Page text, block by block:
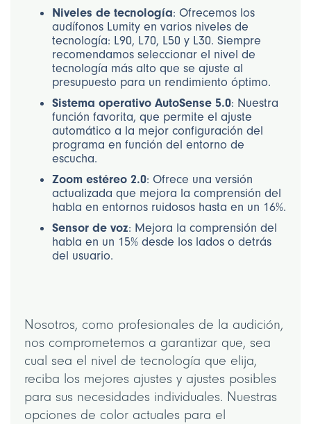
Niveles de tecnología: Ofrecemos los
audífonos Lumity en varios niveles de
tecnología: L90, L70, L50 y L30. Siempre
recomendamos seleccionar el nivel de
tecnología más alto que se ajuste al
presupuesto para un rendimiento óptimo.
Sistema operativo AutoSense 5.0: Nuestra
función favorita, que permite el ajuste
automático a la mejor configuración del
programa en función del entorno de
escucha.
Zoom estéreo 2.0: Ofrece una versión
actualizada que mejora la comprensión del
habla en entornos ruidosos hasta en un 16%.
Sensor de voz: Mejora la comprensión del
habla en un 15% desde los lados o detrás
del usuario.
Nosotros, como profesionales de la audición,
nos comprometemos a garantizar que, sea
cual sea el nivel de tecnología que elija,
reciba los mejores ajustes y ajustes posibles
para sus necesidades individuales. Nuestras
opciones de color actuales para el